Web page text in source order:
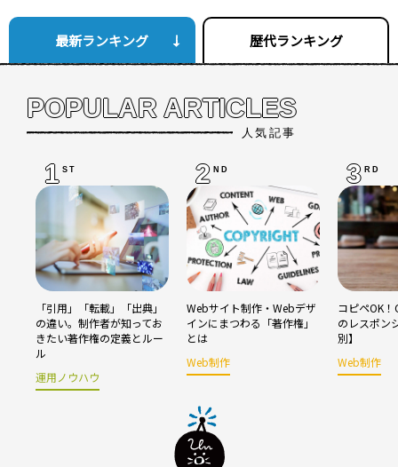
最新ランキング 歴代ランキング
POPULAR ARTICLES
人気記事
1 ST
「引用」「転載」「出典」
の違い。制作者が知ってお
きたい著作権の定義とルー
ル
運用ノウハウ
2 ND
Webサイト制作・Webデザ
インにまつわる「著作権」
とは
Web制作
3 RD
コピペOK
のレスポン
別】
Web制作